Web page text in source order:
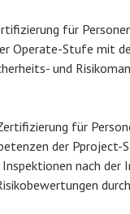
für
Operate-Stufe mit
und
für
der Pproject-
nach